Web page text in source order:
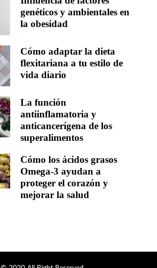
genéticos y ambientales en
la obesidad
Cómo adaptar la dieta
flexitariana a tu estilo de
vida diario
La función
antiinflamatoria y
anticancerígena de los
superalimentos
Cómo los ácidos grasos
Omega-3 ayudan a
proteger el corazón y
mejorar la salud